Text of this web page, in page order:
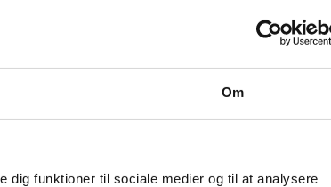
Om
dig funktioner til sociale medier og til at analysere